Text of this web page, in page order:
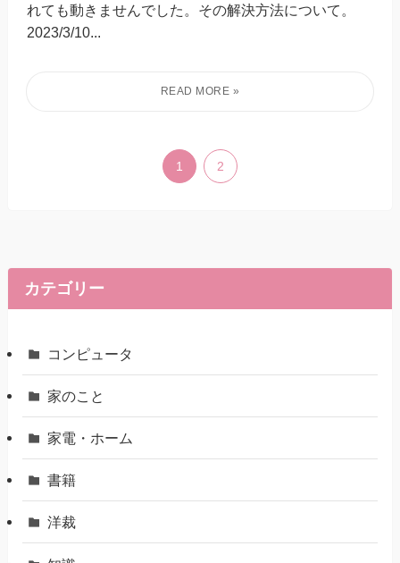
れても動きませんでした。その解決方法について。
2023/3/10...
1 2
カテゴリー
コンピュータ
家のこと
家電・ホーム
書籍
洋裁